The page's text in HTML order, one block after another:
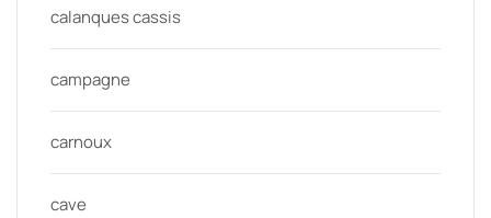
calanques cassis
campagne
carnoux
cave